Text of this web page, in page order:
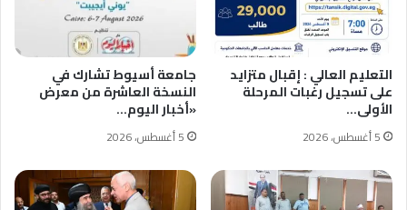
التعليم العالي : إقبال متزايد
على تسجيل رغبات المرحلة
الأولى…
5 أغسطس، 2026
جامعة أسيوط تشارك في
النسخة العاشرة من معرض
«أخبار اليوم…
5 أغسطس، 2026